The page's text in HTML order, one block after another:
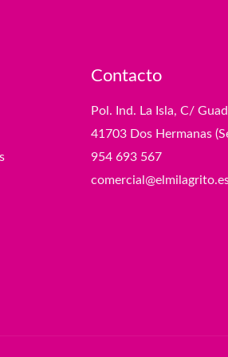
Contacto
Pol. Ind. La Isla, C/
41703 Dos Hermanas
954 693 567